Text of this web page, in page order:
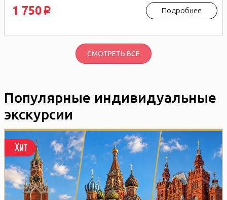
1 750 p Подробнее
СМОТРЕТЬ ВСЕ
Популярные индивидуальные
экскурсии
Хит